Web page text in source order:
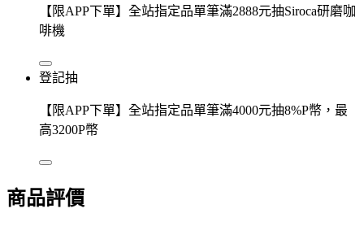
【限APP下單】全站指定品單筆滿2888元抽Siroca研磨咖
啡機
登記抽
【限APP下單】全站指定品單筆滿4000元抽8%P幣，最
高3200P幣
商品評價